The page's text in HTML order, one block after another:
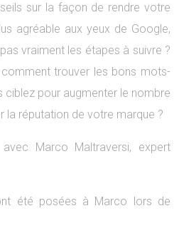
sur la façon de rendre votre
agréable aux yeux de Google,
vraiment les étapes à suivre ?
trouver les bons mots-
ciblez pour augmenter le nombre
la réputation de votre marque ?
Marco Maltraversi, expert
été posées à Marco lors de